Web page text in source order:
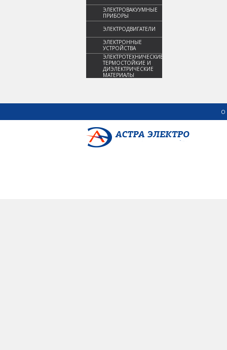
ЭЛЕКТРОВАКУУМНЫЕ
ПРИБОРЫ
ЭЛЕКТРОДВИГАТЕЛИ
ЭЛЕКТРОННЫЕ
УСТРОЙСТВА
ЭЛЕКТРОТЕХНИЧЕСКИЕ,
ТЕРМОСТОЙКИЕ И
ДИЭЛЕКТРИЧЕСКИЕ
МАТЕРИАЛЫ